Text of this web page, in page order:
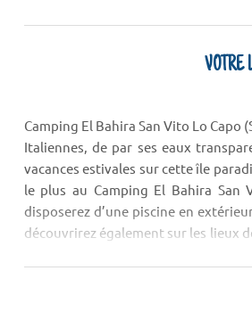
VOTRE
Camping El Bahira San Vito Lo Capo
Italiennes, de par ses eaux
vacances estivales sur cette île
le plus au Camping El Bahira San
disposerez d’une piscine en
découvrirez également sur les lieux